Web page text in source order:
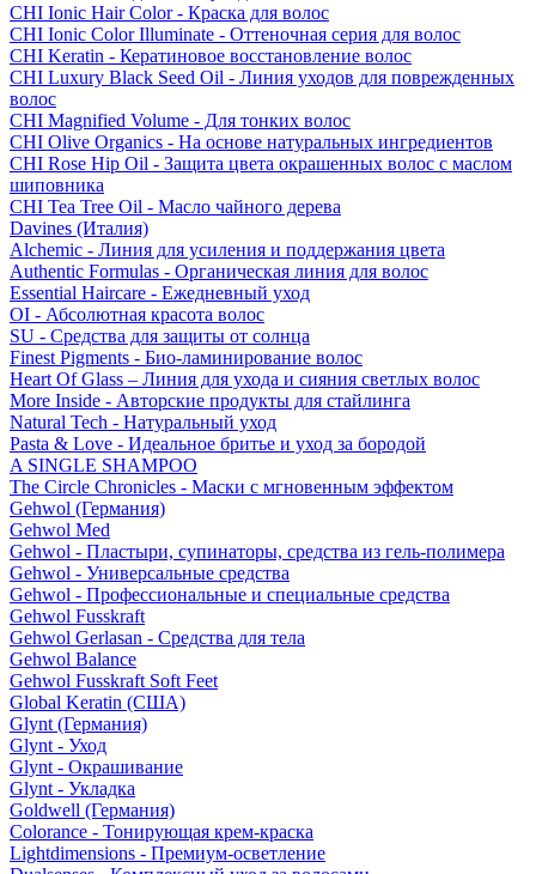
CHI Ionic Hair Color - Краска для волос
CHI Ionic Color Illuminate - Оттеночная серия для волос
CHI Keratin - Кератиновое восстановление волос
CHI Luxury Black Seed Oil - Линия уходов для поврежденных
волос
CHI Magnified Volume - Для тонких волос
CHI Olive Organics - На основе натуральных ингредиентов
CHI Rose Hip Oil - Защита цвета окрашенных волос с маслом
шиповника
CHI Tea Tree Oil - Масло чайного дерева
Davines (Италия)
Alchemic - Линия для усиления и поддержания цвета
Authentic Formulas - Органическая линия для волос
Essential Haircare - Eжедневный уход
OI - Абсолютная красота волос
SU - Средства для защиты от солнца
Finest Pigments - Био-ламинирование волос
Heart Of Glass – Линия для ухода и сияния светлых волос
More Inside - Авторские продукты для стайлинга
Natural Tech - Натуральный уход
Pasta & Love - Идеальное бритье и уход за бородой
A SINGLE SHAMPOO
The Circle Chronicles - Маски с мгновенным эффектом
Gehwol (Германия)
Gehwol Med
Gehwol - Пластыри, супинаторы, средства из гель-полимера
Gehwol - Универсальные средства
Gehwol - Профессиональные и специальные средства
Gehwol Fusskraft
Gehwol Gerlasan - Средства для тела
Gehwol Balance
Gehwol Fusskraft Soft Feet
Global Keratin (США)
Glynt (Германия)
Glynt - Уход
Glynt - Окрашивание
Glynt - Укладка
Goldwell (Германия)
Colorance - Тонирующая крем-краска
Lightdimensions - Премиум-осветление